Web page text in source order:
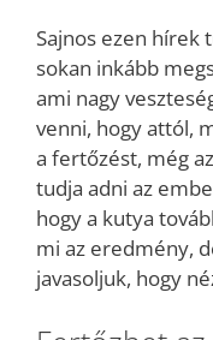
Sajnos ezen hírek
sokan inkább
ami nagy
venni, hogy attól,
a fertőzést, még
tudja adni az
hogy a kutya
mi az eredmény,
javasoljuk, hogy